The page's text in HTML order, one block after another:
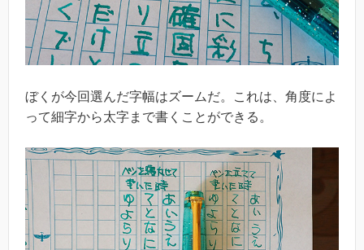
ぼくが今回選んだ字幅はズームだ。これは、角度によ
って細字から太字まで書くことができる。